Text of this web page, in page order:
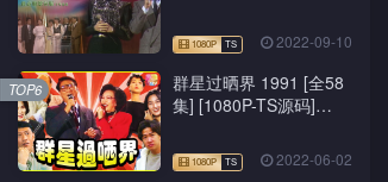
2022-09-10
群星过晒界 1991 [全58
集] [1080P-TS源码]
2022-06-02
TOP6